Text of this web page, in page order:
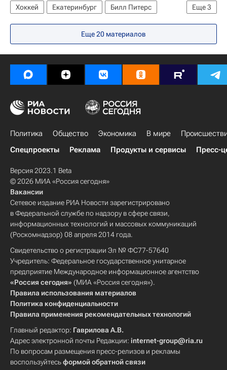
Еще3
Хоккей Екатеринбург
Билл Питерс
Автомобилист
Чарлз Геноуэй
Еще20 материалов
Политика Общество Экономика В мире
Спецпроекты
Реклама Продукты и сервисы Пресс-
Версия 2023.1 Beta
© 2026 МИА «Россия сегодня»
Вакансии
Сетевое издание РИА Новости зарегистрировано
в Федеральной службе по надзору в сфере связи,
информационных технологий и массовых коммуникаций
(Роскомнадзор) 08 апреля 2014 года.
Свидетельство о регистрации Эл № ФС77-57640
Учредитель: Федеральное государственное унитарное
предприятие Международное информационное агентство
«Россия сегодня» (МИА «Россия сегодня»).
Правила использования материалов
Политика конфиденциальности
Правила применения рекомендательных технологий
Главный редактор: Гаврилова А.В.
Адрес электронной почты Редакции: internet-group@ria.ru
По вопросам размещения пресс-релизов и рекламы
воспользуйтесьформой обратной связи